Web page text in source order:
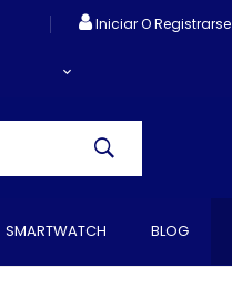
Iniciar O Registrarse
SMARTWATCH BLOG